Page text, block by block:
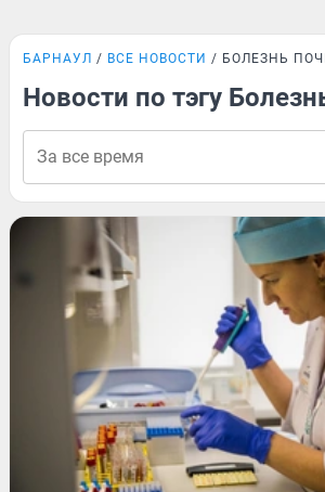
БАРНАУЛ ВСЕ НОВОСТИ БОЛЕЗНЬ
Новости по тэгу